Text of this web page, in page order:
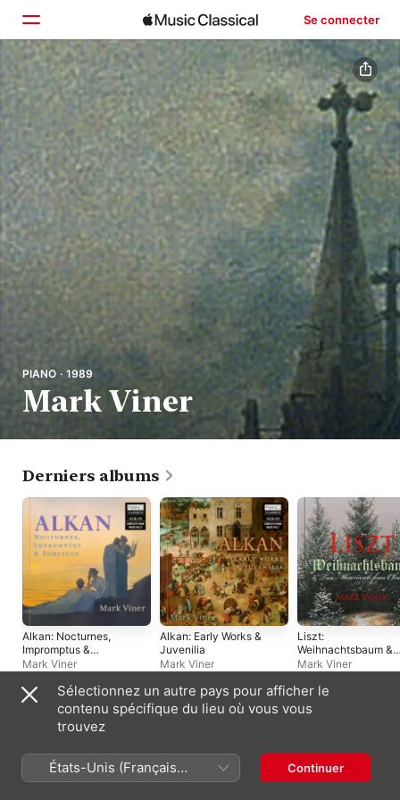
Se connecter
Accueil
Parcourir
Rechercher
PIANO · 1989
Mark Viner
Derniers albums
Alkan: Nocturnes,
Impromptus &
Zorcicos, Vol. 8
Mark Viner
Alkan: Early Works &
Juvenilia
Mark Viner
Liszt:
Weihnachtsbaum &
Two Movements
Mark Viner
Compilations
Sélectionnez un autre pays pour afficher le
contenu spécifique du lieu où vous vous
trouvez
États-Unis (Français
France)
Continuer